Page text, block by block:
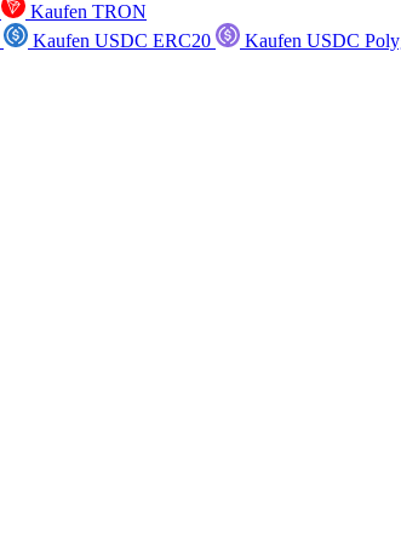
Kaufen TRON
Kaufen USDC ERC20
Kaufen USDC